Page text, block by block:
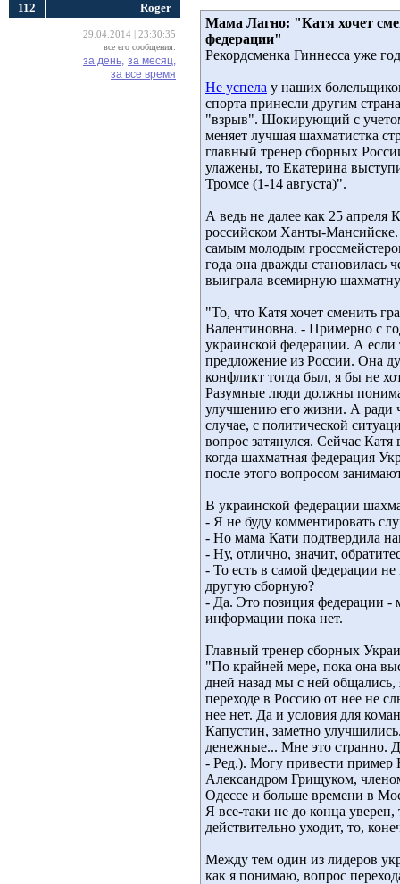
112 Roger
29.04.2014 | 23:30:35
все его сообщения:
за день, за месяц,
за все время
Мама Лагно: "Катя хочет
федерации"
Рекордсменка Гиннесса уже
Не успела у наших
спорта принесли другим
"взрыв". Шокирующий с
меняет лучшая шахматистка
главный тренер сборных
улажены, то Екатерина
Тромсе (1-14 августа)".
А ведь не далее как 25
российском Ханты-Мансийске.
самым молодым
года она дважды
выиграла всемирную
"То, что Катя хочет сменить
Валентиновна. - Примерно с
украинской федерации. А
предложение из России. Она
конфликт тогда был, я бы не
Разумные люди должны
улучшению его жизни. А ради
случае, с политической
вопрос затянулся. Сейчас
когда шахматная федерация
после этого вопросом
В украинской федерации
- Я не буду комментировать
- Но мама Кати подтвердила
- Ну, отлично, значит,
- То есть в самой федерации
другую сборную?
- Да. Это позиция федерации -
информации пока нет.
Главный тренер сборных
"По крайней мере, пока она
дней назад мы с ней
переходе в Россию от нее не
нее нет. Да и условия для
Капустин, заметно
денежные... Мне это странно.
- Ред.). Могу привести пример
Александром Грищуком,
Одессе и больше времени в
Я все-таки не до конца
действительно уходит, то,
Между тем один из лидеров
как я понимаю, вопрос